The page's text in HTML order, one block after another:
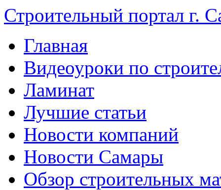
Строительный портал г.
Главная
Видеоуроки по
Ламинат
Лучшие статьи
Новости компаний
Новости Самары
Обзор строительных